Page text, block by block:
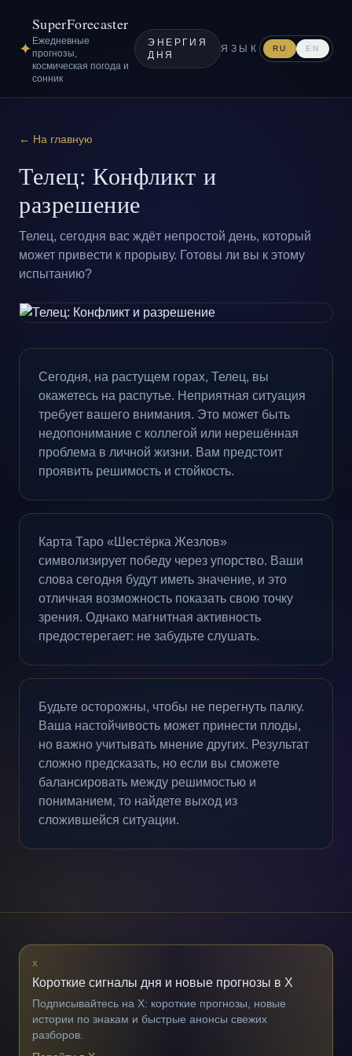
✦
SuperForecaster
Ежедневные
прогнозы,
космическая погода и
сонник
ЭНЕРГИЯ
ДНЯ
ЯЗЫК RU EN
← На главную
Телец: Конфликт и
разрешение
Телец, сегодня вас ждёт непростой день, который
может привести к прорыву. Готовы ли вы к этому
испытанию?
Сегодня, на растущем горах, Телец, вы
окажетесь на распутье. Неприятная ситуация
требует вашего внимания. Это может быть
недопонимание с коллегой или нерешённая
проблема в личной жизни. Вам предстоит
проявить решимость и стойкость.
Карта Таро «Шестёрка Жезлов»
символизирует победу через упорство. Ваши
слова сегодня будут иметь значение, и это
отличная возможность показать свою точку
зрения. Однако магнитная активность
предостерегает: не забудьте слушать.
Будьте осторожны, чтобы не перегнуть палку.
Ваша настойчивость может принести плоды,
но важно учитывать мнение других. Результат
сложно предсказать, но если вы сможете
балансировать между решимостью и
пониманием, то найдете выход из
сложившейся ситуации.
X
Короткие сигналы дня и новые прогнозы в X
Подписывайтесь на X: короткие прогнозы, новые
истории по знакам и быстрые анонсы свежих
разборов.